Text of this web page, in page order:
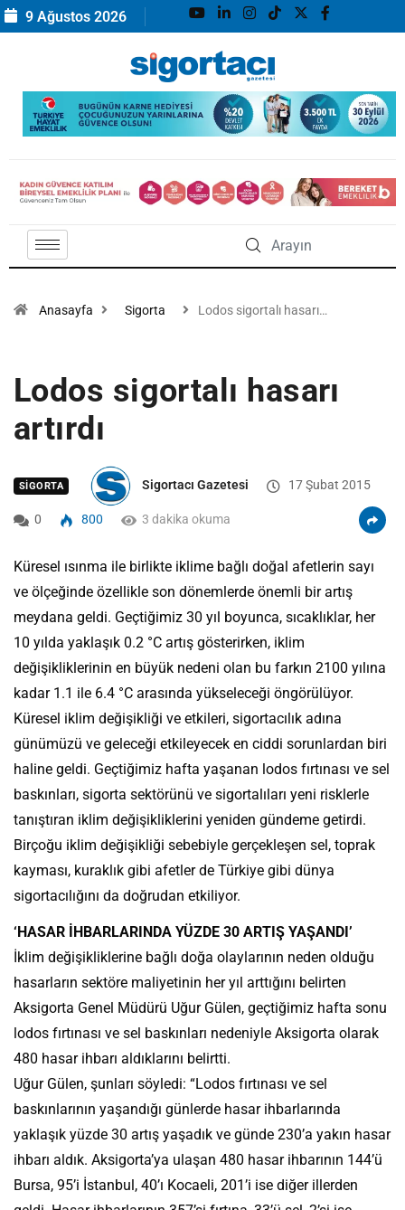
9 Ağustos 2026
Anasayfa Sigorta Lodos sigortalı hasarı…
Lodos sigortalı hasarı
artırdı
SIGORTA Sigortacı Gazetesi 17 Şubat 2015
0 800 3 dakika okuma
Küresel ısınma ile birlikte iklime bağlı doğal afetlerin sayı
ve ölçeğinde özellikle son dönemlerde önemli bir artış
meydana geldi. Geçtiğimiz 30 yıl boyunca, sıcaklıklar, her
10 yılda yaklaşık 0.2 °C artış gösterirken, iklim
değişikliklerinin en büyük nedeni olan bu farkın 2100 yılına
kadar 1.1 ile 6.4 °C arasında yükseleceği öngörülüyor.
Küresel iklim değişikliği ve etkileri, sigortacılık adına
günümüzü ve geleceği etkileyecek en ciddi sorunlardan biri
haline geldi. Geçtiğimiz hafta yaşanan lodos fırtınası ve sel
baskınları, sigorta sektörünü ve sigortalıları yeni risklerle
tanıştıran iklim değişikliklerini yeniden gündeme getirdi.
Birçoğu iklim değişikliği sebebiyle gerçekleşen sel, toprak
kayması, kuraklık gibi afetler de Türkiye gibi dünya
sigortacılığını da doğrudan etkiliyor.
‘HASAR İHBARLARINDA YÜZDE 30 ARTIŞ YAŞANDI’
İklim değişikliklerine bağlı doğa olaylarının neden olduğu
hasarların sektöre maliyetinin her yıl arttığını belirten
Aksigorta Genel Müdürü Uğur Gülen, geçtiğimiz hafta sonu
lodos fırtınası ve sel baskınları nedeniyle Aksigorta olarak
480 hasar ihbarı aldıklarını belirtti.
Uğur Gülen, şunları söyledi: “Lodos fırtınası ve sel
baskınlarının yaşandığı günlerde hasar ihbarlarında
yaklaşık yüzde 30 artış yaşadık ve günde 230’a yakın hasar
ihbarı aldık. Aksigorta’ya ulaşan 480 hasar ihbarının 144’ü
Bursa, 95’i İstanbul, 40’ı Kocaeli, 201’i ise diğer illerden